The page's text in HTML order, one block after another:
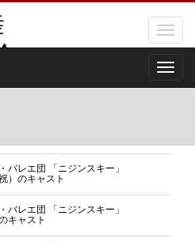
Toggle
Toggle
バレエ団 「ニジンスキー」
）のキャスト
バレエ団 「ニジンスキー」
キャスト